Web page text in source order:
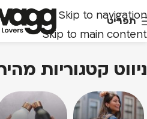
Skip to navigation
Skip to main content
תפריט
ניווט קטגוריות